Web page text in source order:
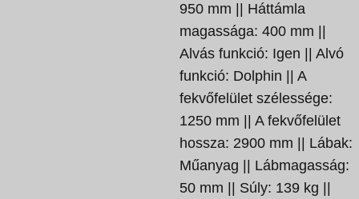
950 mm || Háttámla
magassága: 400 mm ||
Alvás funkció: Igen || Alvó
funkció: Dolphin || A
fekvőfelület szélessége:
1250 mm || A fekvőfelület
hossza: 2900 mm || Lábak:
Műanyag || Lábmagasság:
50 mm || Súly: 139 kg ||